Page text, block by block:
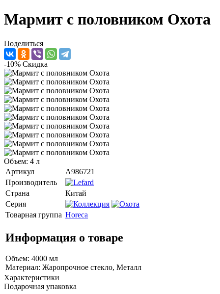
Мармит с половником Охота
Поделиться
-10% Скидка
Объем: 4 л
Артикул
A986721
Производитель
Страна
Китай
Серия
Товарная группа Horeca
Информация о товаре
Объем: 4000 мл
Материал: Жаропрочное стекло, Металл
Характеристики
Подарочная упаковка